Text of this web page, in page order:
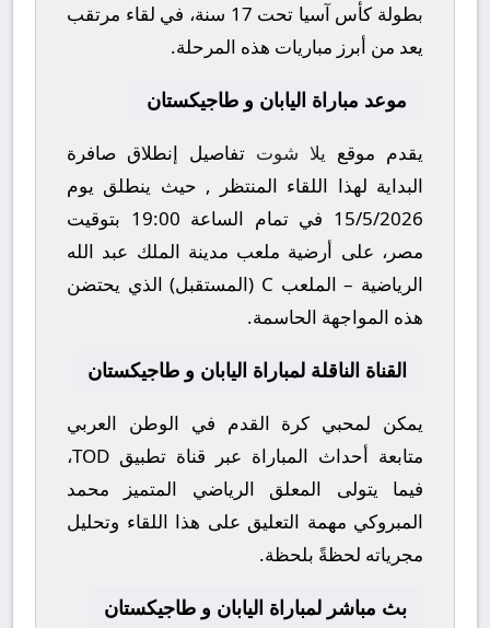
بطولة كأس آسيا تحت 17 سنة
، في لقاء مرتقب
يعد من أبرز مباريات هذه المرحلة.
موعد مباراة اليابان و طاجيكستان
يقدم موقع يلا شوت تفاصيل إنطلاق صافرة
البداية لهذا اللقاء المنتظر , حيث ينطلق يوم
15/5/2026 في تمام الساعة 19:00 بتوقيت
مصر، على أرضية ملعب مدينة الملك عبد الله
الرياضية – الملعب C (المستقبل)
الذي يحتضن
هذه المواجهة الحاسمة.
القناة الناقلة لمباراة اليابان و طاجيكستان
يمكن لمحبي كرة القدم في الوطن العربي
متابعة أحداث المباراة عبر قناة تطبيق TOD
،
فيما يتولى المعلق الرياضي المتميز محمد
المبروكي مهمة التعليق على هذا اللقاء وتحليل
مجرياته لحظةً بلحظة.
بث مباشر لمباراة اليابان و طاجيكستان